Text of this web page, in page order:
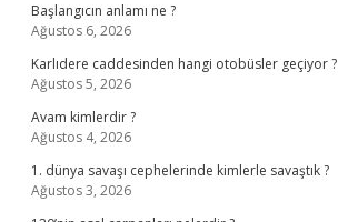
Başlangıcın anlamı ne ?
Ağustos 6, 2026
Karlıdere caddesinden hangi otobüsler geçiyor ?
Ağustos 5, 2026
Avam kimlerdir ?
Ağustos 4, 2026
1. dünya savaşı cephelerinde kimlerle savaştık ?
Ağustos 3, 2026